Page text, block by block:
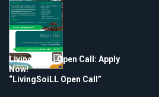
LivingSoiLL Open Call: Apply
Now!
“LivingSoiLL Open Call”